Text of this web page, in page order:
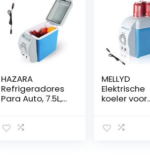
HAZARA
Refrigeradores
Para Auto, 7.5L,
Ijskist Voor Auto,
MELLYD
Elektrische
koeler voor
geluidsarme